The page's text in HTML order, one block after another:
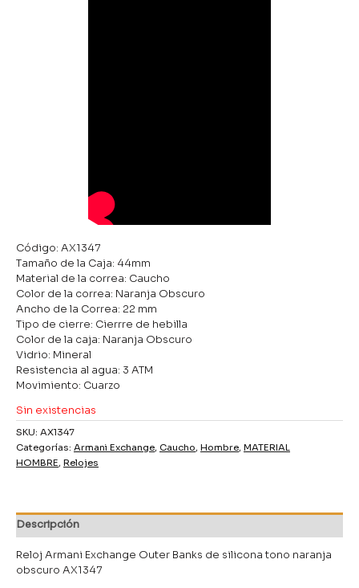
Código: AX1347
Tamaño de la Caja: 44mm
Material de la correa: Caucho
Color de la correa: Naranja Obscuro
Ancho de la Correa: 22 mm
Tipo de cierre: Cierrre de hebilla
Color de la caja: Naranja Obscuro
Vidrio: Mineral
Resistencia al agua: 3 ATM
Movimiento: Cuarzo
Sin existencias
SKU: AX1347
Categorías: Armani Exchange, Caucho, Hombre, MATERIAL
HOMBRE, Relojes
Descripción
Reloj Armani Exchange Outer Banks de silicona tono naranja
obscuro AX1347